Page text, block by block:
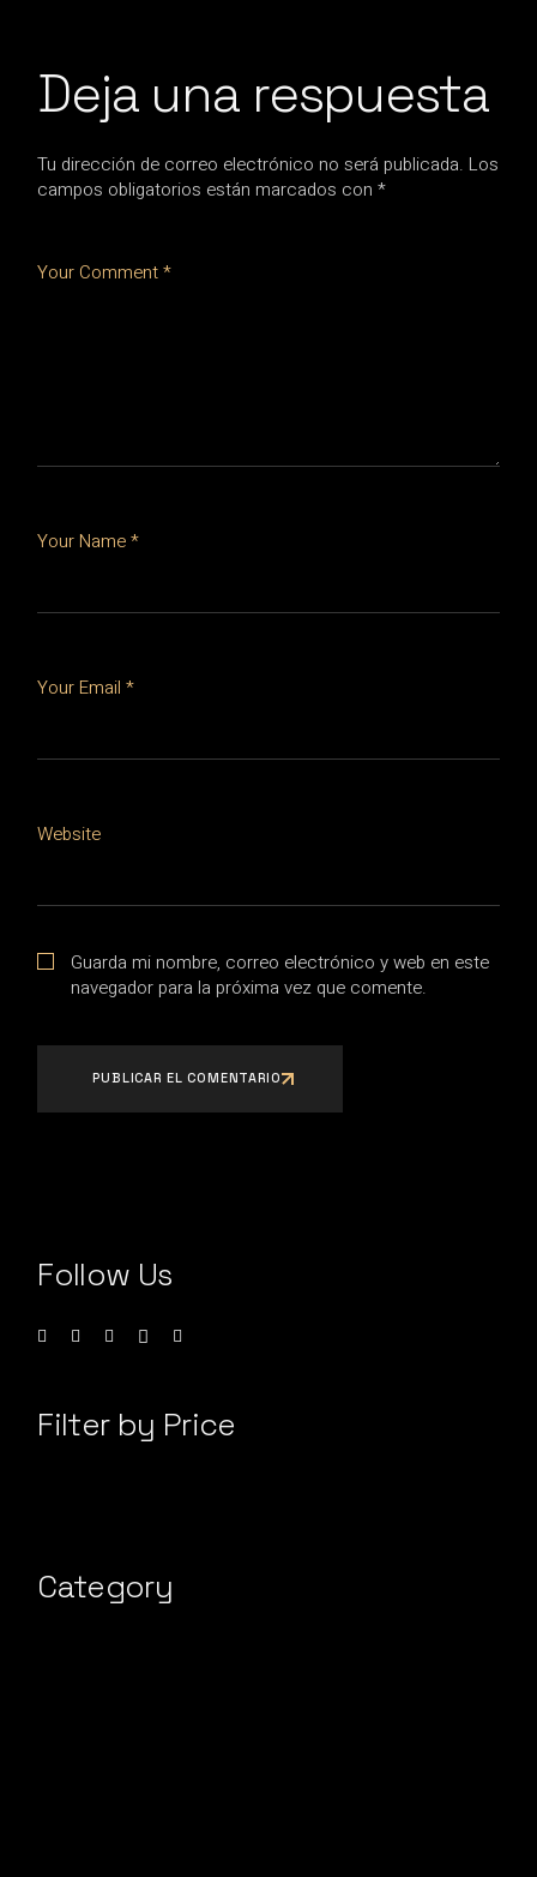
Deja una respuesta
Tu dirección de correo electrónico no será publicada. Los
campos obligatorios están marcados con*
Your Comment *
Your Name *
Your Email *
Website
Guarda mi nombre, correo electrónico y web en este
navegador para la próxima vez que comente.
PUBLICAR EL COMENTARIO
Follow Us
Filter by Price
Category